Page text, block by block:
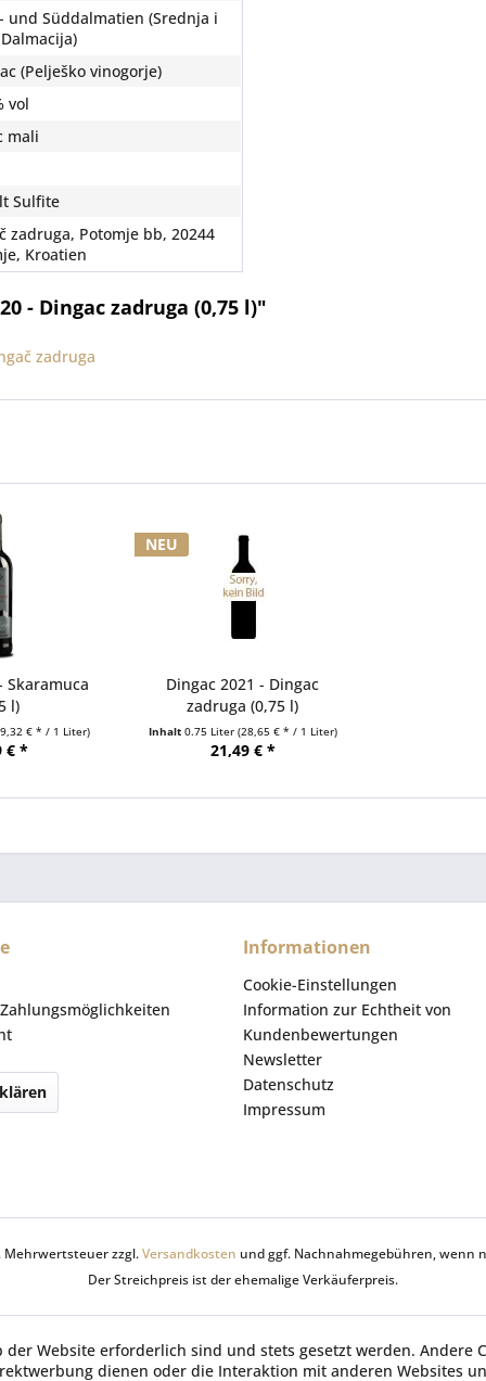
und Süddalmatien (Srednja i
(Pelješko vinogorje)
vol
mali
Sulfite
zadruga, Potomje bb, 20244
Kroatien
- Dingac zadruga (0,75 l)"
zadruga
Skaramuca
l)
€ * / 1 Liter)
€ *
NEU
Dingac 2021 - Dingac
zadruga (0,75 l)
Inhalt 0.75 Liter (28,65 € * / 1 Liter)
21,49 € *
Informationen
Cookie-Einstellungen
Information zur Echtheit von
Kundenbewertungen
Newsletter
Datenschutz
Impressum
Mehrwertsteuer zzgl.Versandkosten und ggf. Nachnahmegebühren, wenn
Der Streichpreis ist der ehemalige Verkäuferpreis.
Website erforderlich sind und stets gesetzt werden. Andere
dienen oder die Interaktion mit anderen Websites